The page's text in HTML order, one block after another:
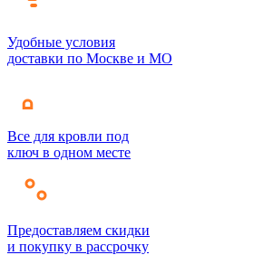
Удобные условия
доставки по Москве и МО
Все для кровли под
ключ в одном месте
Предоставляем скидки
и покупку в рассрочку